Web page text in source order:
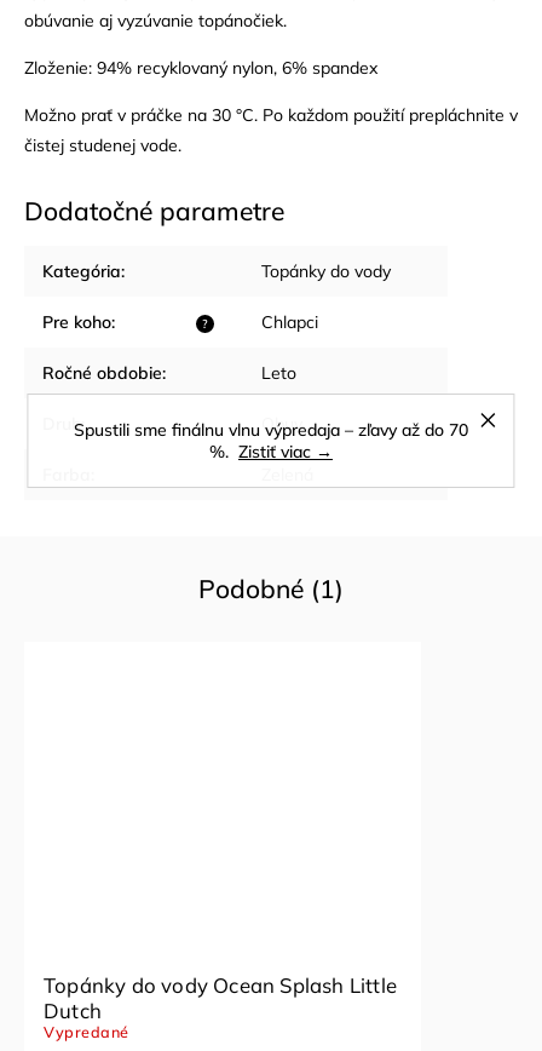
Spustili sme finálnu vlnu výpredaja – zľavy až do 70
%. Zistiť viac →
obúvanie aj vyzúvanie topánočiek.
Zloženie: 94% recyklovaný nylon, 6% spandex
Možno prať v práčke na 30 °C. Po každom použití prepláchnite v
čistej studenej vode.
Dodatočné parametre
Kategória: Topánky do vody
?
Pre koho: Chlapci
Ročné obdobie: Leto
Druh: Obuv
Podobné (1)
Topánky do vody Ocean Splash Little
Dutch
Vypredané